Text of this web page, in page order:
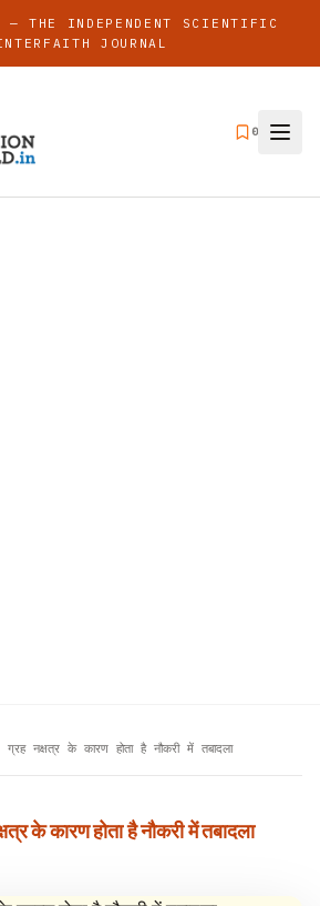
— THE INDEPENDENT SCIENTIFIC
JOURNAL
0
ग्रह नक्षत्र के कारण होता है नौकरी में तबादला
के कारण होता है नौकरी में तबादला